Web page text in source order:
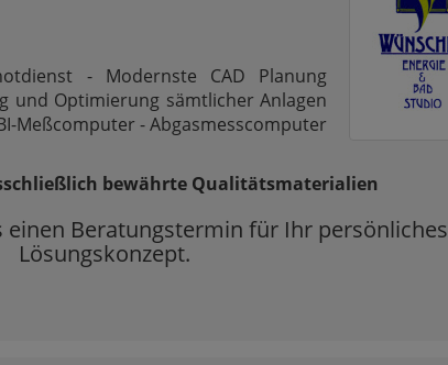
- Modernste CAD Planung
und Optimierung sämtlicher Anlagen
Meßcomputer - Abgasmesscomputer
bewährte Qualitätsmaterialien
einen Beratungstermin für Ihr persönliches
Lösungskonzept.